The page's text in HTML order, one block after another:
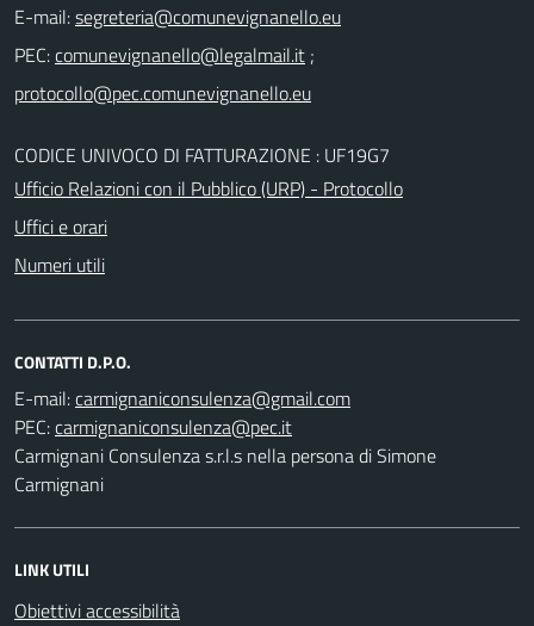
E-mail:
PEC:
;
CODICE UNIVOCO DI FATTURAZIONE : UF19G7
Ufficio Relazioni con il Pubblico (URP) - Protocollo
Uffici e orari
Numeri utili
CONTATTI D.P.O.
E-mail:
PEC:
Carmignani Consulenza s.r.l.s nella persona di Simone
Carmignani
LINK UTILI
Obiettivi accessibilità